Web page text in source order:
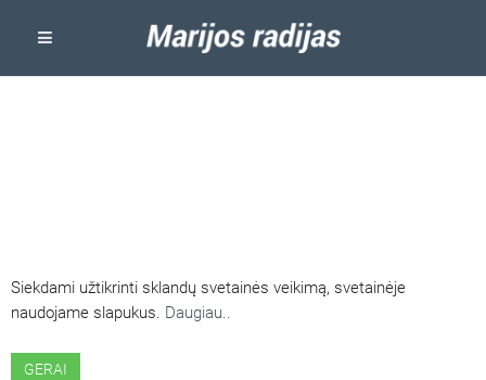
Siekdami užtikrinti sklandų svetainės veikimą, svetainėje
naudojame slapukus. Daugiau..
GERAI